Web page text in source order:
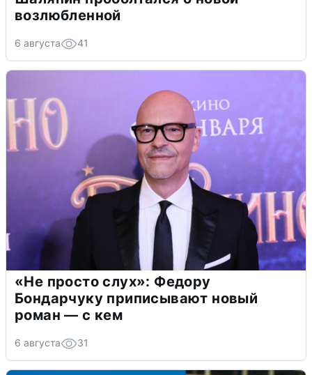
возлюбленной
6 августа 41
«Не просто слух»: Федору
Бондарчуку приписывают новый
роман — с кем
6 августа 31